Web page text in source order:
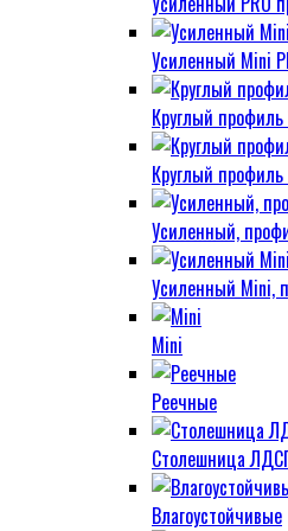
Усиленный Mini
Круглый
Круглый
Усиленный,
Усиленный Mini,
Mini
Реечные
Столешница
Влагоустойчивые